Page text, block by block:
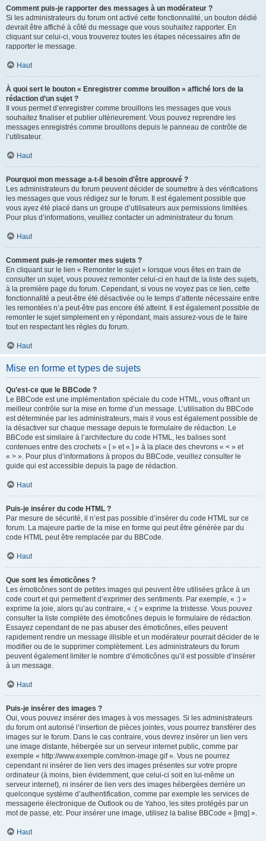
Comment puis-je rapporter des messages à un modérateur ?
Si les administrateurs du forum ont activé cette fonctionnalité, un bouton dédié
devrait être affiché à côté du message que vous souhaitez rapporter. En
cliquant sur celui-ci, vous trouverez toutes les étapes nécessaires afin de
rapporter le message.
Haut
À quoi sert le bouton « Enregistrer comme brouillon » affiché lors de la
rédaction d’un sujet ?
Il vous permet d’enregistrer comme brouillons les messages que vous
souhaitez finaliser et publier ultérieurement. Vous pouvez reprendre les
messages enregistrés comme brouillons depuis le panneau de contrôle de
l’utilisateur.
Haut
Pourquoi mon message a-t-il besoin d’être approuvé ?
Les administrateurs du forum peuvent décider de soumettre à des vérifications
les messages que vous rédigez sur le forum. Il est également possible que
vous ayez été placé dans un groupe d’utilisateurs aux permissions limitées.
Pour plus d’informations, veuillez contacter un administrateur du forum.
Haut
Comment puis-je remonter mes sujets ?
En cliquant sur le lien « Remonter le sujet » lorsque vous êtes en train de
consulter un sujet, vous pouvez remonter celui-ci en haut de la liste des sujets,
à la première page du forum. Cependant, si vous ne voyez pas ce lien, cette
fonctionnalité a peut-être été désactivée ou le temps d’attente nécessaire entre
les remontées n’a peut-être pas encore été atteint. Il est également possible de
remonter le sujet simplement en y répondant, mais assurez-vous de le faire
tout en respectant les règles du forum.
Haut
Mise en forme et types de sujets
Qu’est-ce que le BBCode ?
Le BBCode est une implémentation spéciale du code HTML, vous offrant un
meilleur contrôle sur la mise en forme d’un message. L’utilisation du BBCode
est déterminée par les administrateurs, mais il vous est également possible de
la désactiver sur chaque message depuis le formulaire de rédaction. Le
BBCode est similaire à l’architecture du code HTML, les balises sont
contenues entre des crochets « [ » et « ] » à la place des chevrons « < » et
« > ». Pour plus d’informations à propos du BBCode, veuillez consulter le
guide qui est accessible depuis la page de rédaction.
Haut
Puis-je insérer du code HTML ?
Par mesure de sécurité, il n’est pas possible d’insérer du code HTML sur ce
forum. La majeure partie de la mise en forme qui peut être générée par du
code HTML peut être remplacée par du BBCode.
Haut
Que sont les émoticônes ?
Les émoticônes sont de petites images qui peuvent être utilisées grâce à un
code court et qui permettent d’exprimer des sentiments. Par exemple, « :) »
exprime la joie, alors qu’au contraire, « :( » exprime la tristesse. Vous pouvez
consulter la liste complète des émoticônes depuis le formulaire de rédaction.
Essayez cependant de ne pas abuser des émoticônes, elles peuvent
rapidement rendre un message illisible et un modérateur pourrait décider de le
modifier ou de le supprimer complètement. Les administrateurs du forum
peuvent également limiter le nombre d’émoticônes qu’il est possible d’insérer
à un message.
Haut
Puis-je insérer des images ?
Oui, vous pouvez insérer des images à vos messages. Si les administrateurs
du forum ont autorisé l’insertion de pièces jointes, vous pourrez transférer des
images sur le forum. Dans le cas contraire, vous devrez insérer un lien vers
une image distante, hébergée sur un serveur internet public, comme par
exemple « http://www.exemple.com/mon-image.gif ». Vous ne pourrez
cependant ni insérer de lien vers des images présentes sur votre propre
ordinateur (à moins, bien évidemment, que celui-ci soit en lui-même un
serveur internet), ni insérer de lien vers des images hébergées derrière un
quelconque système d’authentification, comme par exemple les services de
messagerie électronique de Outlook ou de Yahoo, les sites protégés par un
mot de passe, etc. Pour insérer une image, utilisez la balise BBCode « [img] ».
Haut